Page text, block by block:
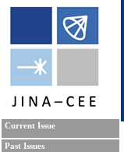
Current Issue
Past Issues